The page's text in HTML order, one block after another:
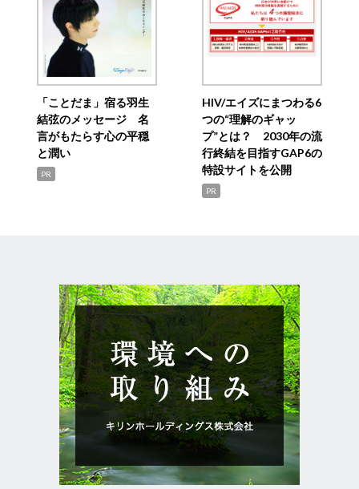
「ことだま」宿る羽生
結弦のメッセージ 名
言がもたらす心の平穏
と潤い
PR
HIV/エイズにまつわる6
つの“理解のギャッ
プ”とは？ 2030年の流
行終結を目指すGAP6の
特設サイトを公開
PR